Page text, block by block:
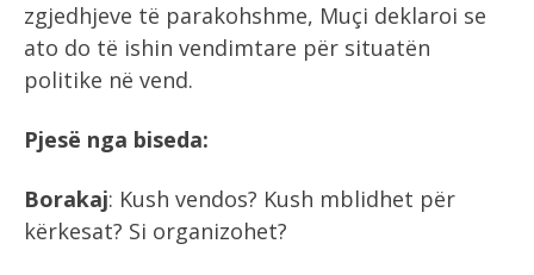
zgjedhjeve të parakohshme, Muçi deklaroi se
ato do të ishin vendimtare për situatën
politike në vend.
Pjesë nga biseda:
Borakaj: Kush vendos? Kush mblidhet për
kërkesat? Si organizohet?